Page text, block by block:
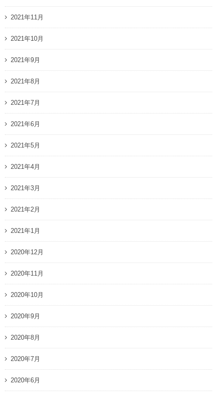
2021年11月
2021年10月
2021年9月
2021年8月
2021年7月
2021年6月
2021年5月
2021年4月
2021年3月
2021年2月
2021年1月
2020年12月
2020年11月
2020年10月
2020年9月
2020年8月
2020年7月
2020年6月